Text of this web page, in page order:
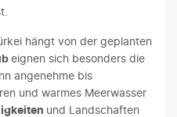
hängt von der geplanten
eignen sich besonders die
angenehme bis
und warmes Meerwasser
und Landschaften